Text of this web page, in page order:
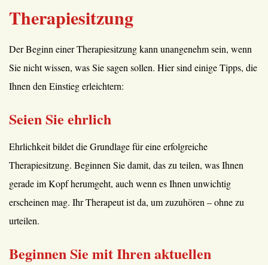
Therapiesitzung
Der Beginn einer Therapiesitzung kann unangenehm sein, wenn
Sie nicht wissen, was Sie sagen sollen. Hier sind einige Tipps, die
Ihnen den Einstieg erleichtern:
Seien Sie ehrlich
Ehrlichkeit bildet die Grundlage für eine erfolgreiche
Therapiesitzung. Beginnen Sie damit, das zu teilen, was Ihnen
gerade im Kopf herumgeht, auch wenn es Ihnen unwichtig
erscheinen mag. Ihr Therapeut ist da, um zuzuhören – ohne zu
urteilen.
Beginnen Sie mit Ihren aktuellen